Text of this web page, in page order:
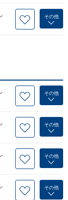
その他
その他
その他
その他
その他